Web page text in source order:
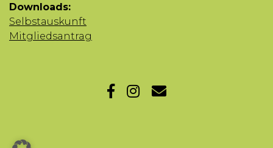
Downloads:
Selbstauskunft
Mitgliedsantrag